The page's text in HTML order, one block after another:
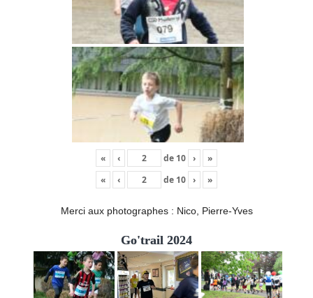
« ‹ de 10 ›
»
«
‹ de 10 › »
Merci aux photographes : Nico, Pierre-Yves
Go'trail 2024